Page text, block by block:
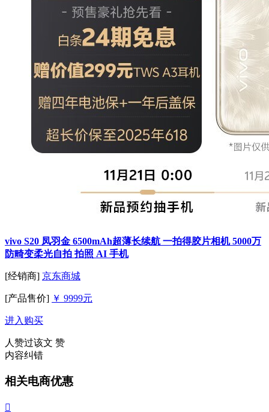
vivo S20 凤羽金 6500mAh超薄长续航 一拍得胶片相机 5000万
防畸变柔光自拍 拍照 AI 手机
[经销商] 京东商城
[产品售价] ￥ 9999元
进入购买
人赞过该文 赞
内容纠错
相关电商优惠
